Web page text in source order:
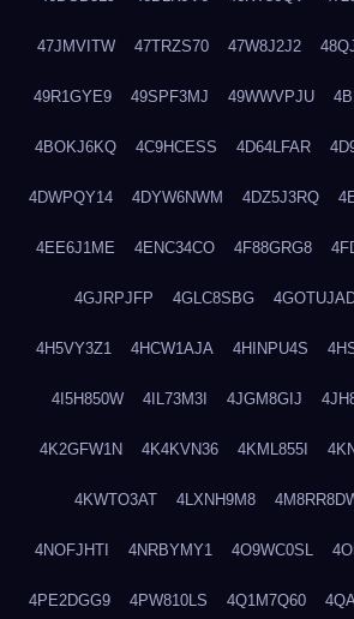
47JMVITW 47TRZS70 47W8J2J2
49R1GYE9 49SPF3MJ 49WWVPJU
4BOKJ6KQ 4C9HCESS 4D64LFAR
4DWPQY14 4DYW6NWM 4DZ5J3RQ
4EE6J1ME 4ENC34CO 4F88GRG8
4GJRPJFP 4GLC8SBG
4H5VY3Z1 4HCW1AJA 4HINPU4S
4I5H850W 4IL73M3I 4JGM8GIJ
4K2GFW1N 4K4KVN36 4KML855I
4KWTO3AT 4LXNH9M8
4NOFJHTI 4NRBYMY1 4O9WC0SL
4PE2DGG9 4PW810LS 4Q1M7Q60